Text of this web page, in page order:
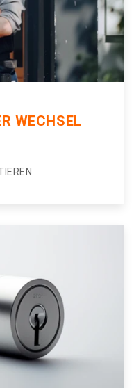
WECHSEL